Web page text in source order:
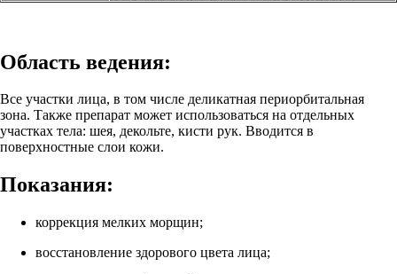
Область ведения:
Все участки лица, в том числе деликатная периорбитальная
зона. Также препарат может использоваться на отдельных
участках тела: шея, декольте, кисти рук. Вводится в
поверхностные слои кожи.
Показания:
коррекция мелких морщин;
восстановление здорового цвета лица;